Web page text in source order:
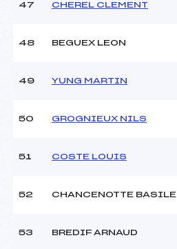
47 CHEREL CLEMENT
48 BEGUEX LEON
49 YUNG MARTIN
50 GROGNIEUX NILS
51 COSTE LOUIS
52 CHANCENOTTE BASILE
53 BREDIF ARNAUD